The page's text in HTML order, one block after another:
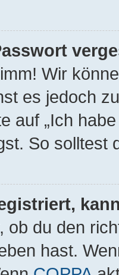
Wir
es jedoch
auf „Ich
So solltest
ob du den
hast.